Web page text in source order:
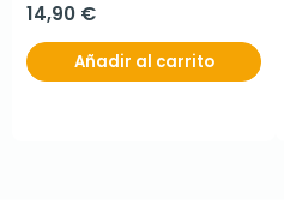
14,90 €
Añadir al carrito